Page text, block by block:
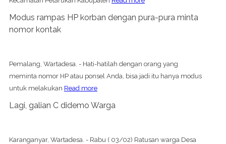
Modus rampas HP korban dengan pura-pura minta
nomor kontak
Pemalang, Wartadesa. - Hati-hatilah dengan orang yang
meminta nomor HP atau ponsel Anda, bisa jadi itu hanya modus
untuk melakukan Read more
Lagi, galian C didemo Warga
Karanganyar, Wartadesa. - Rabu ( 03/02) Ratusan warga Desa